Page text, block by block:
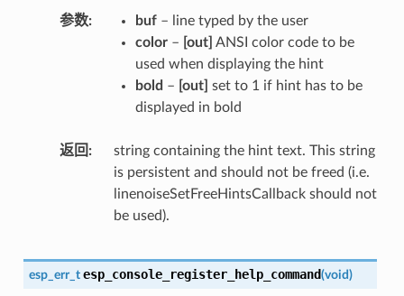
参数 buf– line typed by the user
color– [out] ANSI color code to be
used when displaying the hint
bold – [out] set to 1 if hint has to be
displayed in bold
返回
string containing the hint text. This string
is persistent and should not be freed (i.e.
linenoiseSetFreeHintsCallback should not
be used).
esp_err_t esp_console_register_help_command(void)